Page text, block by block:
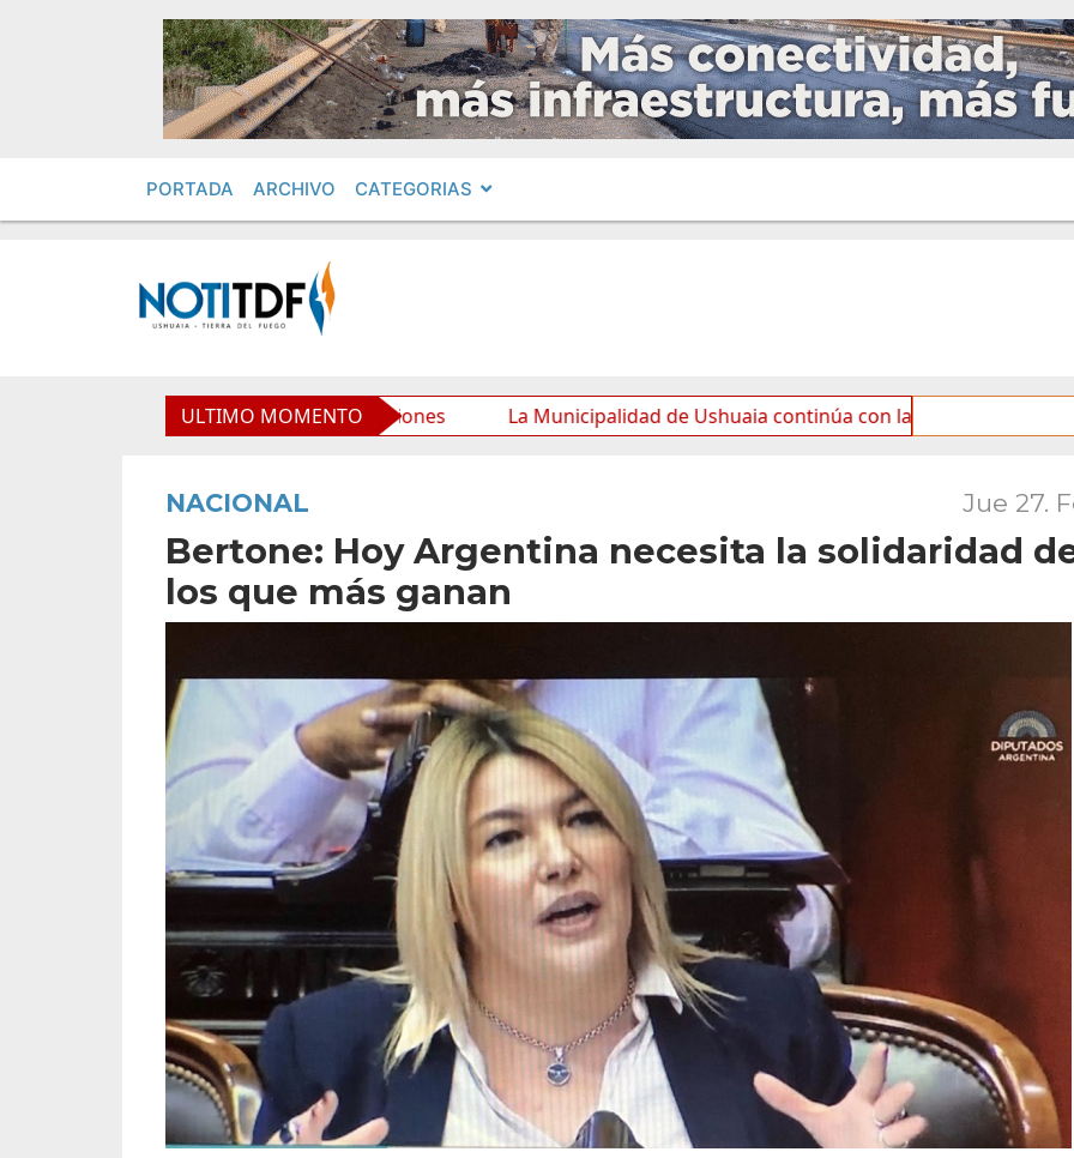
PORTADA ARCHIVO CATEGORIAS
ULTIMO MOMENTO
Municipal y mejora sus prestaciones La Municipalidad de Ushuaia continúa con las tareas de mantenimiento
NACIONAL Jue 27.
Bertone: Hoy Argentina necesita la solidaridad
los que más ganan